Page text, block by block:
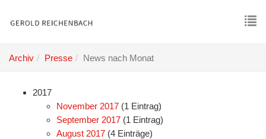
Archiv Presse News nach Monat
2017
November 2017 (1 Eintrag)
September 2017 (1 Eintrag)
August 2017 (4 Einträge)